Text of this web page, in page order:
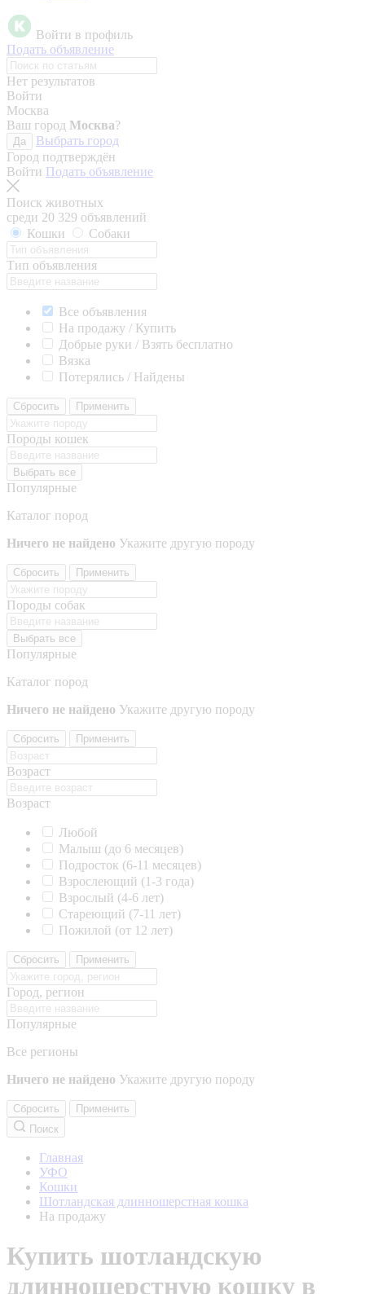
Войти в профиль
Подать объявление
Нет результатов
Войти
Москва
Ваш город Москва?
Да
Выбрать город
Город подтверждён
Войти Подать объявление
Поиск животных
среди 20 329 объявлений
Кошки
Собаки
Тип объявления
Все объявления
На продажу / Купить
Добрые руки / Взять бесплатно
Вязка
Потерялись / Найдены
Сбросить Применить
Породы кошек
Выбрать все
Популярные
Каталог пород
Ничего не найдено Укажите другую породу
Сбросить Применить
Породы собак
Выбрать все
Популярные
Каталог пород
Ничего не найдено Укажите другую породу
Сбросить Применить
Возраст
Возраст
Любой
Малыш (до 6 месяцев)
Подросток (6-11 месяцев)
Взрослеющий (1-3 года)
Взрослый (4-6 лет)
Стареющий (7-11 лет)
Пожилой (от 12 лет)
Сбросить Применить
Город, регион
Популярные
Все регионы
Ничего не найдено Укажите другую породу
Сбросить
Применить
Поиск
Главная
УФО
Кошки
Шотландская длинношерстная кошка
На продажу
Купить шотландскую
длинношерстную кошку в